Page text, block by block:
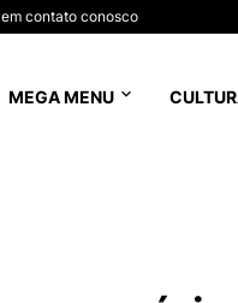
em contato conosco
MEGA MENU